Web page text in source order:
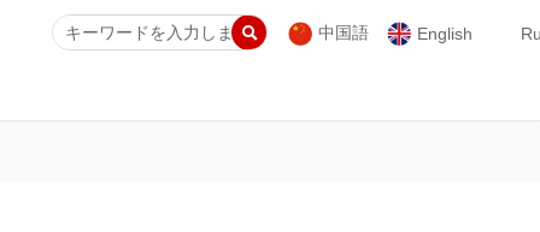
中国語 English
